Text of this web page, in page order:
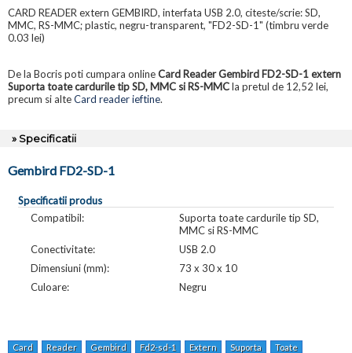
CARD READER extern GEMBIRD, interfata USB 2.0, citeste/scrie: SD,
MMC, RS-MMC; plastic, negru-transparent, "FD2-SD-1" (timbru verde
0.03 lei)
De la Bocris poti cumpara onlineCard Reader Gembird FD2-SD-1 extern
Suporta toate cardurile tip SD, MMC si RS-MMCla pretul de 12,52 lei,
precum si alteCard reader ieftine.
» Specificatii
Gembird FD2-SD-1
Specificatii produs
Compatibil:
Suporta toate cardurile tip SD,
MMC si RS-MMC
Conectivitate:
USB 2.0
Dimensiuni (mm):
73 x 30 x 10
Culoare:
Negru
Card Reader Gembird Fd2-sd-1 Extern Suporta Toate